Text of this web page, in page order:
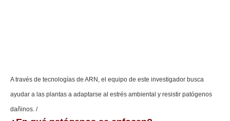
A través de tecnologías de ARN, el equipo de este investigador busca
ayudar a las plantas a adaptarse al estrés ambiental y resistir patógenos
dañinos. /